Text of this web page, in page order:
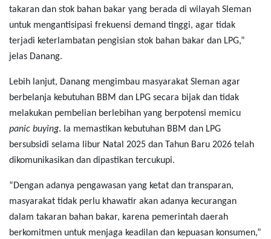
takaran dan stok bahan bakar yang berada di wilayah Sleman
untuk mengantisipasi frekuensi demand tinggi, agar tidak
terjadi keterlambatan pengisian stok bahan bakar dan LPG,”
jelas Danang.
Lebih lanjut, Danang mengimbau masyarakat Sleman agar
berbelanja kebutuhan BBM dan LPG secara bijak dan tidak
melakukan pembelian berlebihan yang berpotensi memicu
panic buying. Ia memastikan kebutuhan BBM dan LPG
bersubsidi selama libur Natal 2025 dan Tahun Baru 2026 telah
dikomunikasikan dan dipastikan tercukupi.
“Dengan adanya pengawasan yang ketat dan transparan,
masyarakat tidak perlu khawatir akan adanya kecurangan
dalam takaran bahan bakar, karena pemerintah daerah
berkomitmen untuk menjaga keadilan dan kepuasan konsumen,”